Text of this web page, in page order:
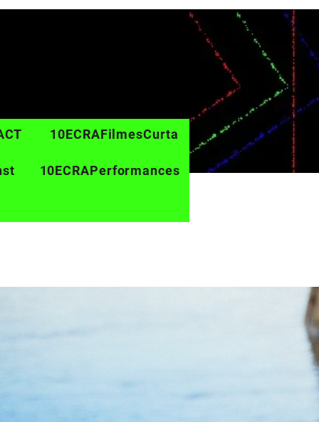
10ECRAFilmesCurta
10ECRAPerformances